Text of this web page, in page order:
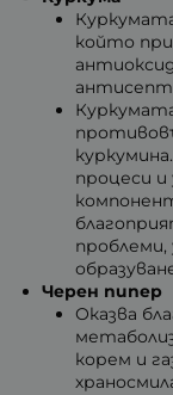
който
процеси
Черен пипер
Оказва
корем и